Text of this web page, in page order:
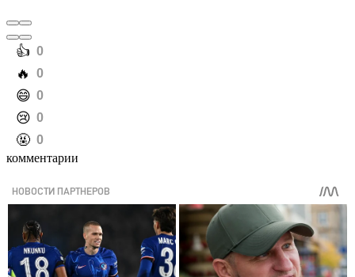
️👍 0
️🔥 0
️😄 0
️😢 0
️🤬 0
комментарии